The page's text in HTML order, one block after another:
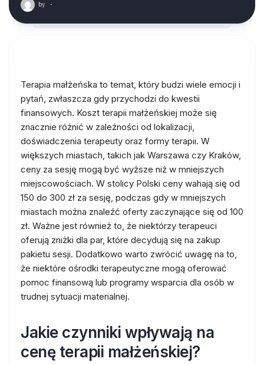
by ·
Terapia małżeńska to temat, który budzi wiele emocji i
pytań, zwłaszcza gdy przychodzi do kwestii
finansowych. Koszt terapii małżeńskiej może się
znacznie różnić w zależności od lokalizacji,
doświadczenia terapeuty oraz formy terapii. W
większych miastach, takich jak Warszawa czy Kraków,
ceny za sesję mogą być wyższe niż w mniejszych
miejscowościach. W stolicy Polski ceny wahają się od
150 do 300 zł za sesję, podczas gdy w mniejszych
miastach można znaleźć oferty zaczynające się od 100
zł. Ważne jest również to, że niektórzy terapeuci
oferują zniżki dla par, które decydują się na zakup
pakietu sesji. Dodatkowo warto zwrócić uwagę na to,
że niektóre ośrodki terapeutyczne mogą oferować
pomoc finansową lub programy wsparcia dla osób w
trudnej sytuacji materialnej.
Jakie czynniki wpływają na
cenę terapii małżeńskiej?